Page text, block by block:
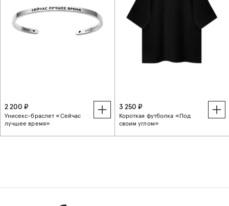
2 200 ₽
Унисекс-браслет «Сейчас
лучшее время»
3 250 ₽
Короткая футболка «Под
своим углом»